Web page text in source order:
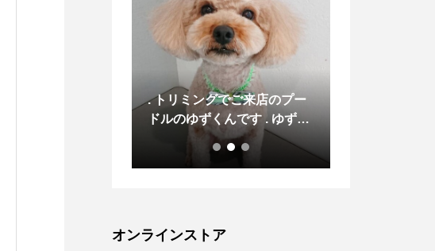
で来店のりんちゃ
グで来店の洋く
ーで来店のちこ
. トリミングでご来店のプー
ドルのゆずくんです . ゆずち
ゃんは、今日も緊張の来店で
オンラインストア